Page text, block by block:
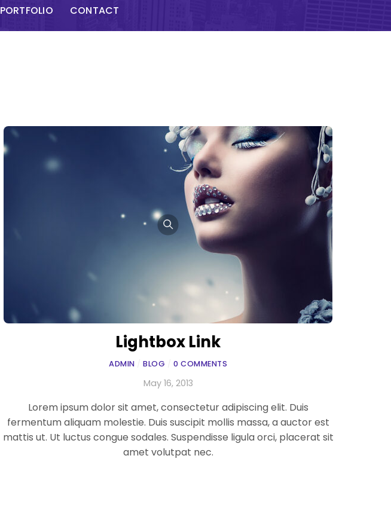
PORTFOLIO CONTACT
Lightbox Link
ADMIN BLOG 0 COMMENTS
May 16, 2013
Lorem ipsum dolor sit amet, consectetur adipiscing elit. Duis
fermentum aliquam molestie. Duis suscipit mollis massa, a auctor est
mattis ut. Ut luctus congue sodales. Suspendisse ligula orci, placerat sit
amet volutpat nec.